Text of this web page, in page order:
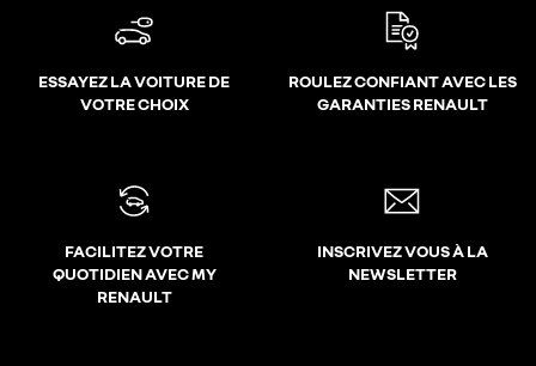
ESSAYEZ LA VOITURE DE
VOTRE CHOIX
ROULEZ CONFIANT AVEC LES
GARANTIES RENAULT
FACILITEZ VOTRE
QUOTIDIEN AVEC MY
RENAULT
INSCRIVEZ VOUS À LA
NEWSLETTER